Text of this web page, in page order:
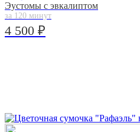
Эустомы с эвкалиптом
за 120 минут
4 500 ₽